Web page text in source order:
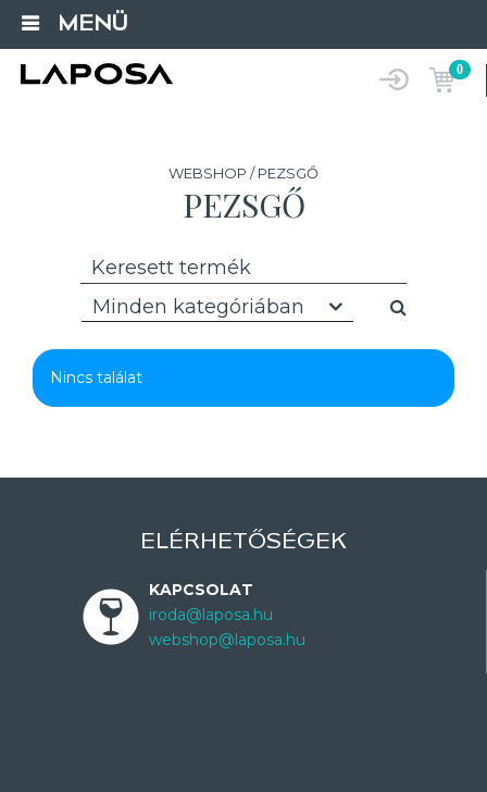
MENÜ
0
WEBSHOP / PEZSGŐ
PEZSGŐ
Minden kategóriában
Nincs találat
ELÉRHETŐSÉGEK
KAPCSOLAT
iroda@laposa.hu
webshop@laposa.hu